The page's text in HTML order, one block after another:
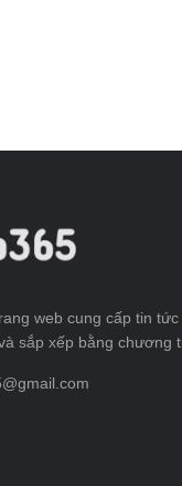
web cung cấp tin
sắp xếp bằng chương